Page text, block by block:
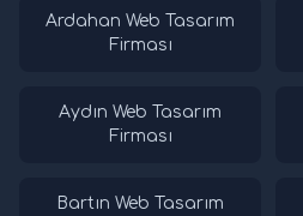
Ardahan Web Tasarım
Firması
Aydın Web Tasarım
Firması
Bartın Web Tasarım